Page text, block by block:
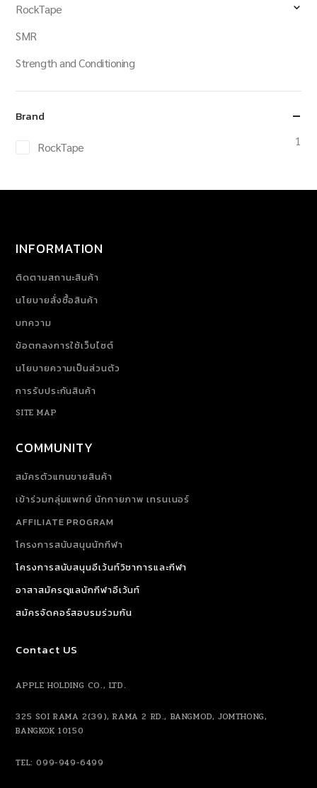
RockTape
SMR
Strength and Conditioning
Brand
RockTape 1
INFORMATION
ติดตามสถานะสินค้า
นโยบายสั่งซื้อสินค้า
บทความ
ข้อตกลงการใช้เว็บไซต์
นโยบายความเป็นส่วนตัว
การรับประกันสินค้า
SITE MAP
COMMUNITY
สมัครตัวแทนขายสินค้า
เข้าร่วมกลุ่มแพทย์ นักกายภาพ เทรนเนอร์
AFFILIATE PROGRAM
โครงการสนับสนุนนักกีฬา
โครงการสนับสนุนอีเว้นท์วิชาการและกีฬา
อาสาสมัครดูแลนักกีฬาอีเว้นท์
สมัครจัดคอร์สอบรมร่วมกัน
Contact US
APPLE HOLDING CO., LTD.
325 SOI RAMA 2(39), RAMA 2 RD., BANGMOD, JOMTHONG,
BANGKOK 10150
TEL: 099-949-6499